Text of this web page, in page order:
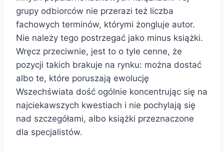
grupy odbiorców nie przerazi też liczba
fachowych terminów, którymi żongluje autor.
Nie należy tego postrzegać jako minus książki.
Wręcz przeciwnie, jest to o tyle cenne, że
pozycji takich brakuje na rynku: można dostać
albo te, które poruszają ewolucję
Wszechświata dość ogólnie koncentrując się na
najciekawszych kwestiach i nie pochylają się
nad szczegółami, albo książki przeznaczone
dla specjalistów.